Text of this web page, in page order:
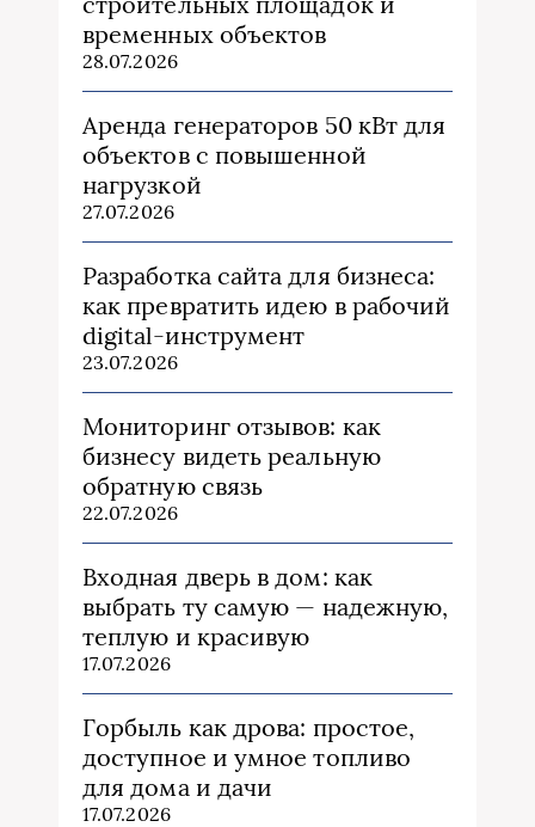
временных объектов
28.07.2026
Аренда генераторов 50 кВт для
объектов с повышенной
нагрузкой
27.07.2026
Разработка сайта для бизнеса:
как превратить идею в рабочий
digital-инструмент
23.07.2026
Мониторинг отзывов: как
бизнесу видеть реальную
обратную связь
22.07.2026
Входная дверь в дом: как
выбрать ту самую — надежную,
теплую и красивую
17.07.2026
Горбыль как дрова: простое,
доступное и умное топливо
для дома и дачи
17.07.2026